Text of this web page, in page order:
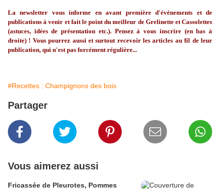
La newsletter vous informe en avant première d'événements et de
publications à venir et fait le point du meilleur de Grelinette et Cassolettes
(astuces, idées de présentation etc.). Pensez à vous inscrire (en bas à
droite) ! Vous pourrez aussi et surtout recevoir les articles au fil de leur
publication, qui n'est pas forcément régulière...
#Recettes : Champignons des bois
Partager
Vous aimerez aussi
Fricassée de Pleurotes, Pommes